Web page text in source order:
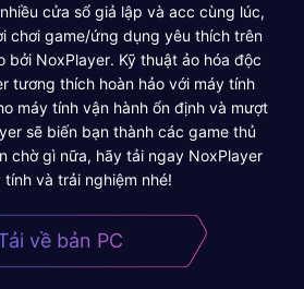
cửa sổ giả lập và acc cùng lúc,
chơi game/ứng dụng yêu thích trên
bởi NoxPlayer. Kỹ thuật ảo hóa độc
tương thích hoàn hảo với máy tính
máy tính vận hành ổn định và mượt
sẽ biến bạn thành các game thủ
chờ gì nữa, hãy tải ngay NoxPlayer
tính và trải nghiệm nhé!
về bản PC